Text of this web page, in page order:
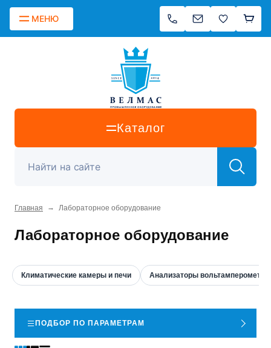
МЕНЮ
Каталог
Главная → Лабораторное оборудование
Лабораторное оборудование
Климатические камеры и печи Анализаторы
ПОДБОР ПО ПАРАМЕТРАМ